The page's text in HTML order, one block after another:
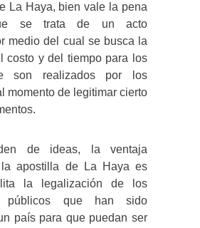
La Haya, bien vale la pena
se trata de un acto
medio del cual se busca la
costo y del tiempo para los
son realizados por los
momento de legitimar cierto
de ideas, la ventaja
apostilla de La Haya es
la legalización de los
públicos que han sido
país para que puedan ser